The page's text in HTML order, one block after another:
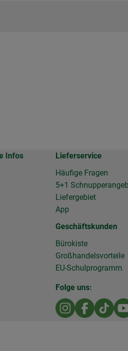
Infos
Lieferservice
Häufige Fragen
5+1
Liefergebiet
App
Geschäftskunden
Bürokiste
Großhandelsvorteile
EU-Schulprogramm
Folge uns:
Externer Link
Externer